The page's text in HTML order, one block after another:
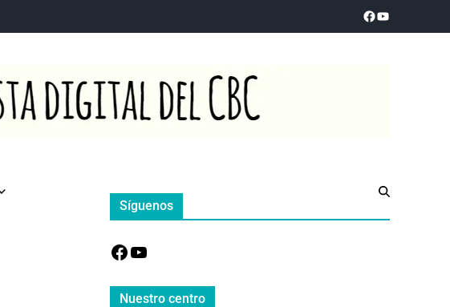
Síguenos
Nuestro centro